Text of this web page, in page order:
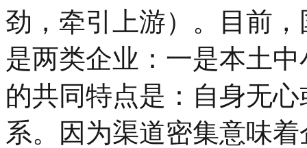
劲，牵引上游）。目前
是两类企业：一是本土
的共同特点是：自身无
系。因为渠道密集意味